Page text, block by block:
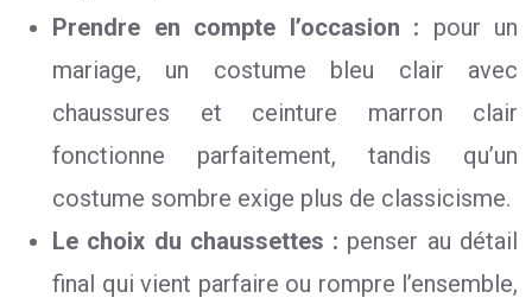
Prendre en compte l’occasion : pour un
mariage, un costume bleu clair avec
chaussures et ceinture marron clair
fonctionne parfaitement, tandis qu’un
costume sombre exige plus de classicisme.
Le choix du chaussettes : penser au détail
final qui vient parfaire ou rompre l’ensemble,